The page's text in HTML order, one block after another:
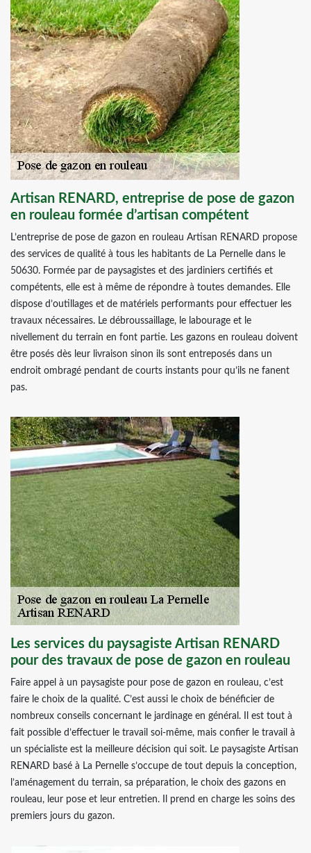
Artisan RENARD, entreprise de pose de gazon
en rouleau formée d’artisan compétent
L’entreprise de pose de gazon en rouleau Artisan RENARD propose
des services de qualité à tous les habitants de La Pernelle dans le
50630. Formée par de paysagistes et des jardiniers certifiés et
compétents, elle est à même de répondre à toutes demandes. Elle
dispose d’outillages et de matériels performants pour effectuer les
travaux nécessaires. Le débroussaillage, le labourage et le
nivellement du terrain en font partie. Les gazons en rouleau doivent
être posés dès leur livraison sinon ils sont entreposés dans un
endroit ombragé pendant de courts instants pour qu’ils ne fanent
pas.
Les services du paysagiste Artisan RENARD
pour des travaux de pose de gazon en rouleau
Faire appel à un paysagiste pour pose de gazon en rouleau, c’est
faire le choix de la qualité. C’est aussi le choix de bénéficier de
nombreux conseils concernant le jardinage en général. Il est tout à
fait possible d’effectuer le travail soi-même, mais confier le travail à
un spécialiste est la meilleure décision qui soit. Le paysagiste Artisan
RENARD basé à La Pernelle s’occupe de tout depuis la conception,
l’aménagement du terrain, sa préparation, le choix des gazons en
rouleau, leur pose et leur entretien. Il prend en charge les soins des
premiers jours du gazon.